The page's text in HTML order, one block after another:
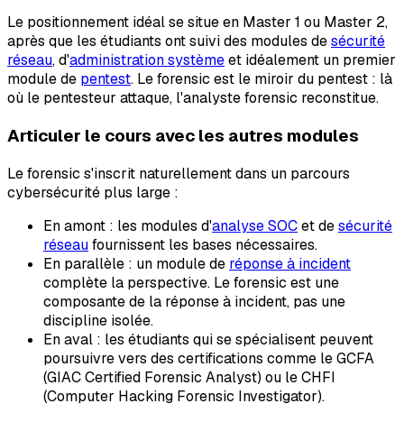
Le positionnement idéal se situe en Master 1 ou Master 2,
après que les étudiants ont suivi des modules desécurité
réseau, d'administration systèmeet idéalement un premier
module de pentest. Le forensic est le miroir du pentest : là
où le pentesteur attaque, l'analyste forensic reconstitue.
Articuler le cours avec les autres modules
Le forensic s'inscrit naturellement dans un parcours
cybersécurité plus large :
En amont : les modules d'analyse SOCet desécurité
réseaufournissent les bases nécessaires.
En parallèle : un module de réponse à incident
complète la perspective. Le forensic est une
composante de la réponse à incident, pas une
discipline isolée.
En aval : les étudiants qui se spécialisent peuvent
poursuivre vers des certifications comme le GCFA
(GIAC Certified Forensic Analyst) ou le CHFI
(Computer Hacking Forensic Investigator).